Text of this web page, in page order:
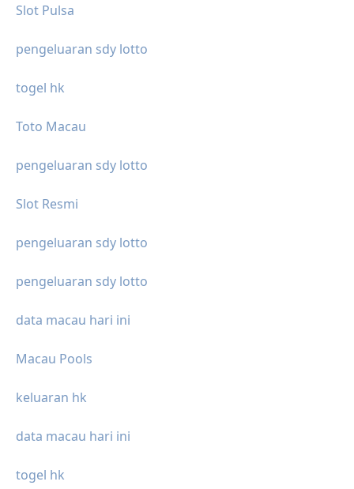
Slot Pulsa
pengeluaran sdy lotto
togel hk
Toto Macau
pengeluaran sdy lotto
Slot Resmi
pengeluaran sdy lotto
pengeluaran sdy lotto
data macau hari ini
Macau Pools
keluaran hk
data macau hari ini
togel hk